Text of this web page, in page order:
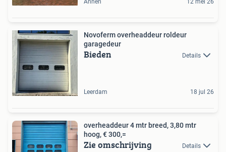
Annen 12 mei 26
Novoferm overheaddeur roldeur
garagedeur
Bieden Details
Leerdam 18 jul 26
overheaddeur 4 mtr breed, 3,80 mtr
hoog, € 300,=
Zie omschrijving Details